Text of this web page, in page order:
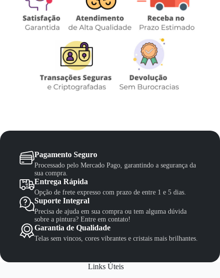
Pagamento Seguro
Processado pelo Mercado Pago, garantindo a segurança da
sua compra.
Entrega Rápida
Opção de frete expresso com prazo de entre 1 e 5 dias.
Suporte Integral
Precisa de ajuda em sua compra ou tem alguma dúvida
sobre a pintura? Entre em contato!
Garantia de Qualidade
Telas sem vincos, cores vibrantes e cristais mais brilhantes.
Links Úteis